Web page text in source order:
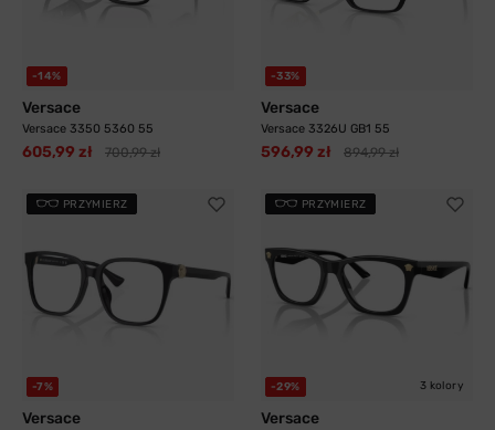
-14%
Versace
Versace 3350 5360 55
605,99 zł 700,99 zł
-33%
Versace
Versace 3326U GB1 55
596,99 zł 894,99 zł
PRZYMIERZ
-7%
Versace
PRZYMIERZ
-29% 3 kolory
Versace